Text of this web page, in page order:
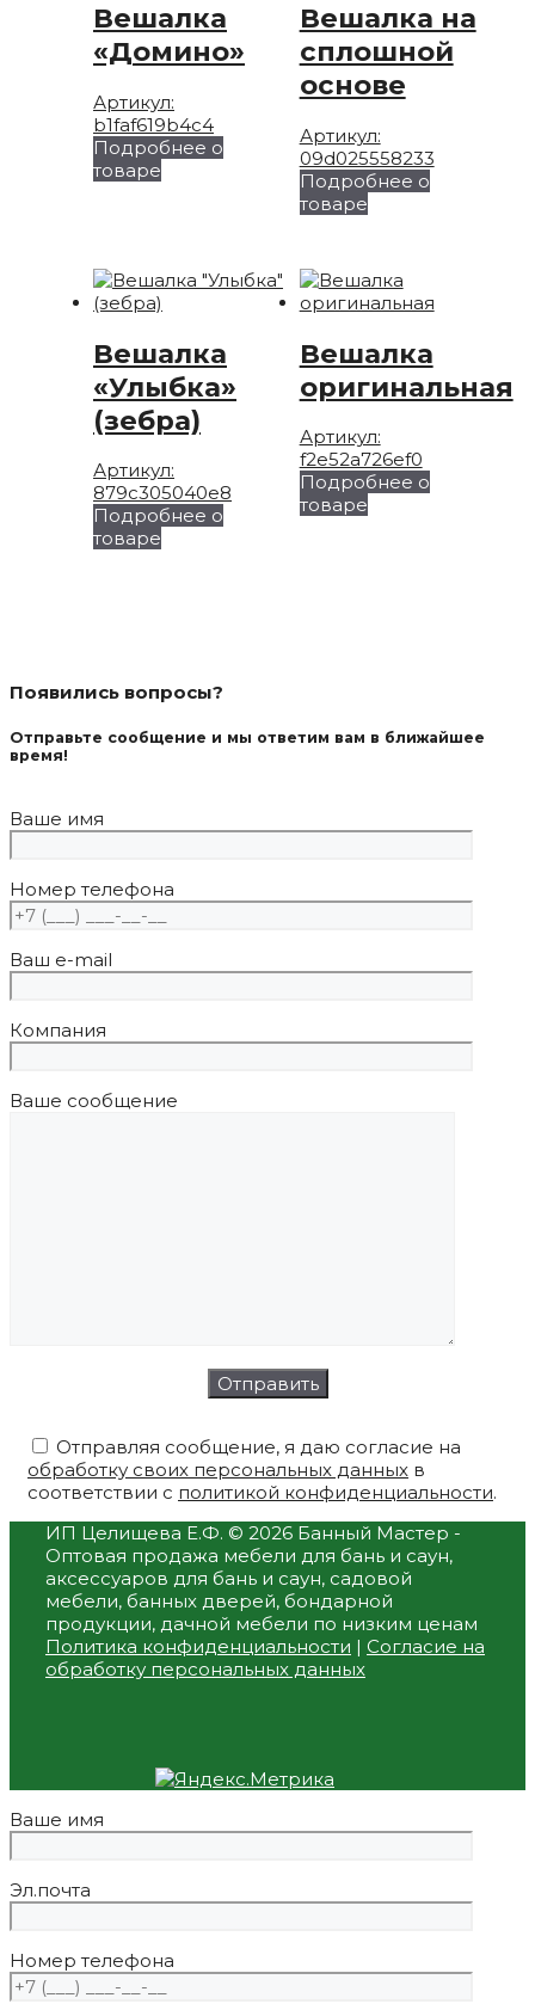
Вешалка
«Домино»
Артикул:
b1faf619b4c4
Подробнее о
товаре
Опции
можно
на
странице
товара.
Вешалка на
сплошной
основе
Артикул:
09d025558233
Подробнее о
товареЭтот
вариаций.
Опции
выбрать
на
странице
товара.
Вешалка
«Улыбка»
(зебра)
Артикул:
879c305040e8
Подробнее о
товаре
Вешалка
оригинальная
Артикул:
f2e52a726ef0
Подробнее о
товареЭтот
товара.
Появились вопросы?
Отправьте сообщение и мы ответим вам в ближайшее
время!
Ваше имя
Номер телефона
Ваш e-mail
Компания
Ваше сообщение
Отправляя сообщение, я даю согласие на
обработку своих персональных данных в
соответствии с политикой конфиденциальности.
ИП Целищева Е.Ф. © 2026 Банный Мастер -
Оптовая продажа мебели для бань и саун,
аксессуаров для бань и саун, садовой
мебели, банных дверей, бондарной
продукции, дачной мебели по низким ценам
Политика конфиденциальности | Согласие на
обработку персональных данных
Ваше имя
Эл.почта
Номер телефона